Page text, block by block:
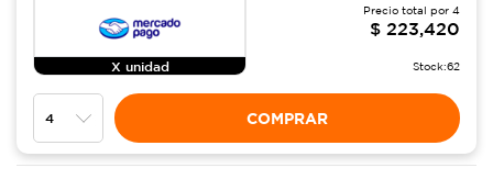
X unidad
Precio total por 4
$ 223,420
Stock:62
COMPRAR